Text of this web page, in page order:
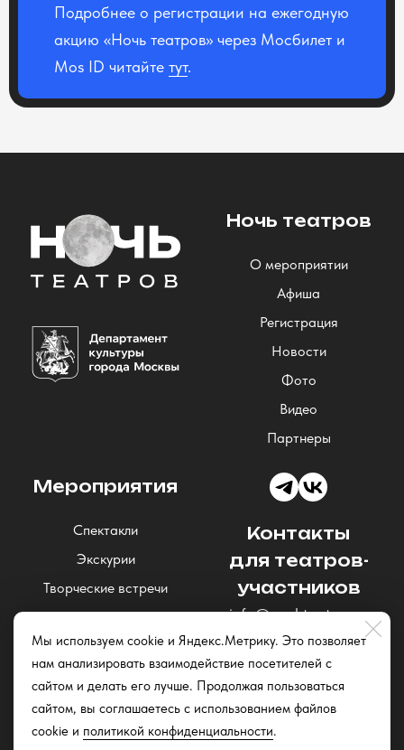
Подробнее о регистрации на ежегодную
акцию «Ночь театров» через Мосбилет и
Mos ID читайте тут.
Мы используем cookie и Яндекс.Метрику. Это позволяет
нам анализировать взаимодействие посетителей с
сайтом и делать его лучше. Продолжая пользоваться
сайтом, вы соглашаетесь с использованием файлов
cookie и политикой конфиденциальности.
Ночь театров
О мероприятии
Афиша
Регистрация
Новости
Фото
Видео
Партнеры
Мероприятия
Спектакли
Экскурии
Творческие встречи
Концерты
Читки и открытые
репетиции
Контакты
для театров-
участников
info@nochteatrov.ru